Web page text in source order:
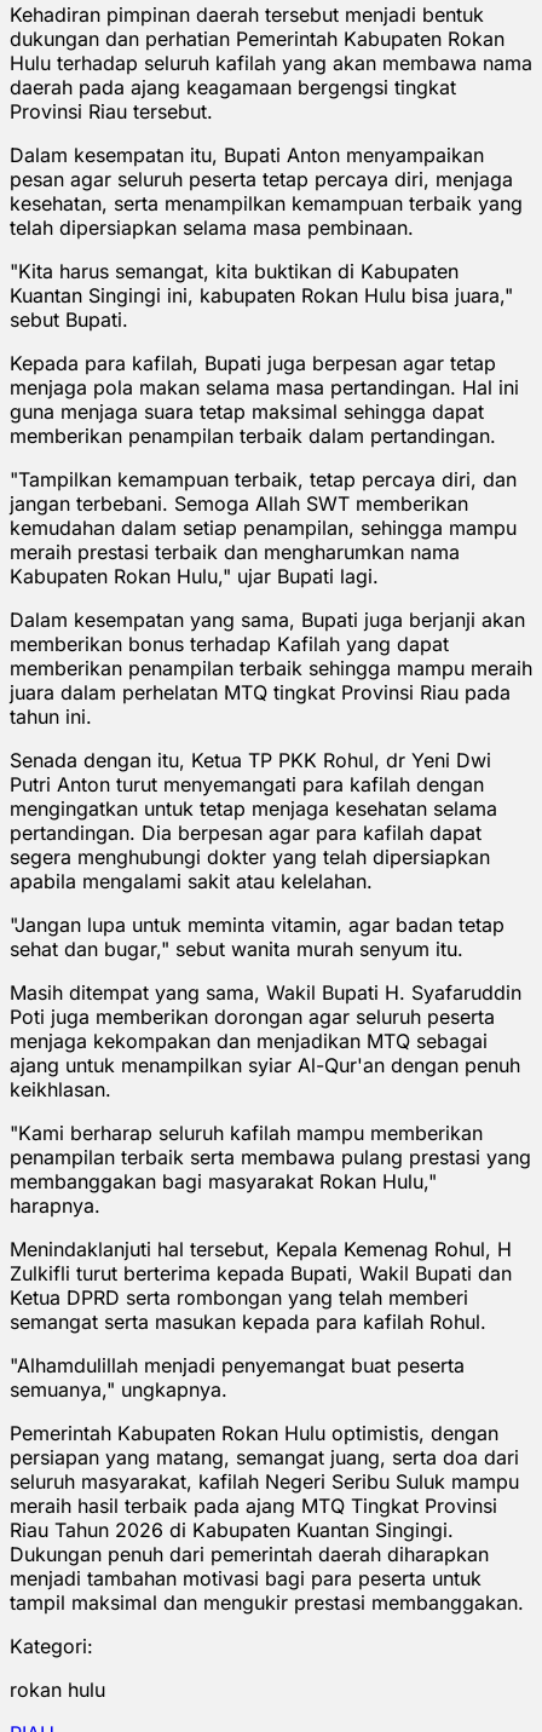
Kehadiran pimpinan daerah tersebut menjadi bentuk
dukungan dan perhatian Pemerintah Kabupaten Rokan
Hulu terhadap seluruh kafilah yang akan membawa nama
daerah pada ajang keagamaan bergengsi tingkat
Provinsi Riau tersebut.
Dalam kesempatan itu, Bupati Anton menyampaikan
pesan agar seluruh peserta tetap percaya diri, menjaga
kesehatan, serta menampilkan kemampuan terbaik yang
telah dipersiapkan selama masa pembinaan.
"Kita harus semangat, kita buktikan di Kabupaten
Kuantan Singingi ini, kabupaten Rokan Hulu bisa juara,"
sebut Bupati.
Kepada para kafilah, Bupati juga berpesan agar tetap
menjaga pola makan selama masa pertandingan. Hal ini
guna menjaga suara tetap maksimal sehingga dapat
memberikan penampilan terbaik dalam pertandingan.
"Tampilkan kemampuan terbaik, tetap percaya diri, dan
jangan terbebani. Semoga Allah SWT memberikan
kemudahan dalam setiap penampilan, sehingga mampu
meraih prestasi terbaik dan mengharumkan nama
Kabupaten Rokan Hulu," ujar Bupati lagi.
Dalam kesempatan yang sama, Bupati juga berjanji akan
memberikan bonus terhadap Kafilah yang dapat
memberikan penampilan terbaik sehingga mampu meraih
juara dalam perhelatan MTQ tingkat Provinsi Riau pada
tahun ini.
Senada dengan itu, Ketua TP PKK Rohul, dr Yeni Dwi
Putri Anton turut menyemangati para kafilah dengan
mengingatkan untuk tetap menjaga kesehatan selama
pertandingan. Dia berpesan agar para kafilah dapat
segera menghubungi dokter yang telah dipersiapkan
apabila mengalami sakit atau kelelahan.
"Jangan lupa untuk meminta vitamin, agar badan tetap
sehat dan bugar," sebut wanita murah senyum itu.
Masih ditempat yang sama, Wakil Bupati H. Syafaruddin
Poti juga memberikan dorongan agar seluruh peserta
menjaga kekompakan dan menjadikan MTQ sebagai
ajang untuk menampilkan syiar Al-Qur'an dengan penuh
keikhlasan.
"Kami berharap seluruh kafilah mampu memberikan
penampilan terbaik serta membawa pulang prestasi yang
membanggakan bagi masyarakat Rokan Hulu,"
harapnya.
Menindaklanjuti hal tersebut, Kepala Kemenag Rohul, H
Zulkifli turut berterima kepada Bupati, Wakil Bupati dan
Ketua DPRD serta rombongan yang telah memberi
semangat serta masukan kepada para kafilah Rohul.
"Alhamdulillah menjadi penyemangat buat peserta
semuanya," ungkapnya.
Pemerintah Kabupaten Rokan Hulu optimistis, dengan
persiapan yang matang, semangat juang, serta doa dari
seluruh masyarakat, kafilah Negeri Seribu Suluk mampu
meraih hasil terbaik pada ajang MTQ Tingkat Provinsi
Riau Tahun 2026 di Kabupaten Kuantan Singingi.
Dukungan penuh dari pemerintah daerah diharapkan
menjadi tambahan motivasi bagi para peserta untuk
tampil maksimal dan mengukir prestasi membanggakan.
Kategori:
rokan hulu